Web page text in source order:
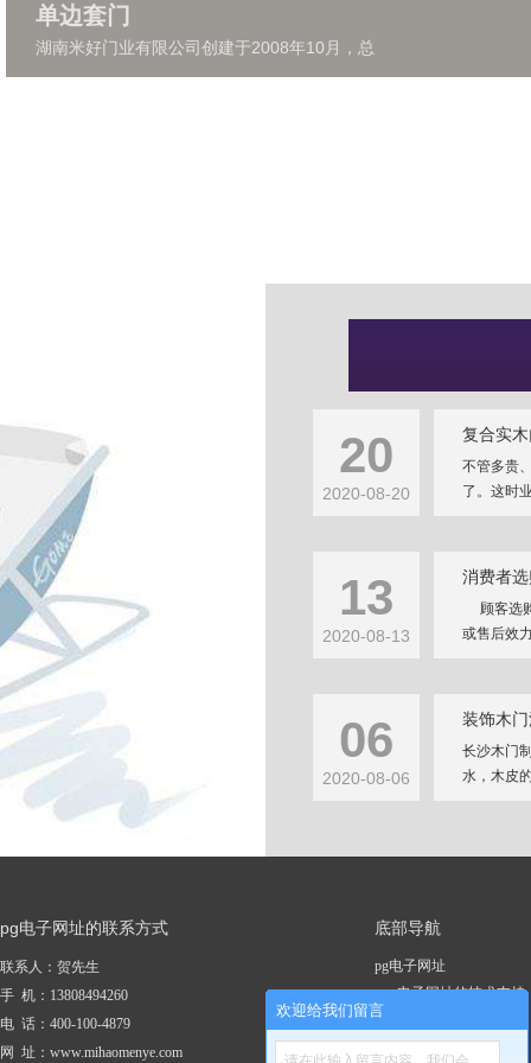
单边套门
湖南米好门业有限公司创建于2008年10月，总
20
2020-08-20
复合实
不管多贵
了。这时
13
2020-08-13
消费者
顾客选
或售后效
06
2020-08-06
装饰木
长沙木门
水，木皮
pg电子网址的联系方式
联系人：贺先生
手 机：13808494260
电 话：400-100-4879
网 址：www.mihaomenye.com
底部导航
pg电子网址
pg电子网址的技术支持
关于pg电子网址
欢迎给我们留言